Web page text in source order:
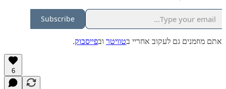
Subscribe
אתם מוזמנים גם לעקוב אחריי בטוויטר ובפייסבוק.
6